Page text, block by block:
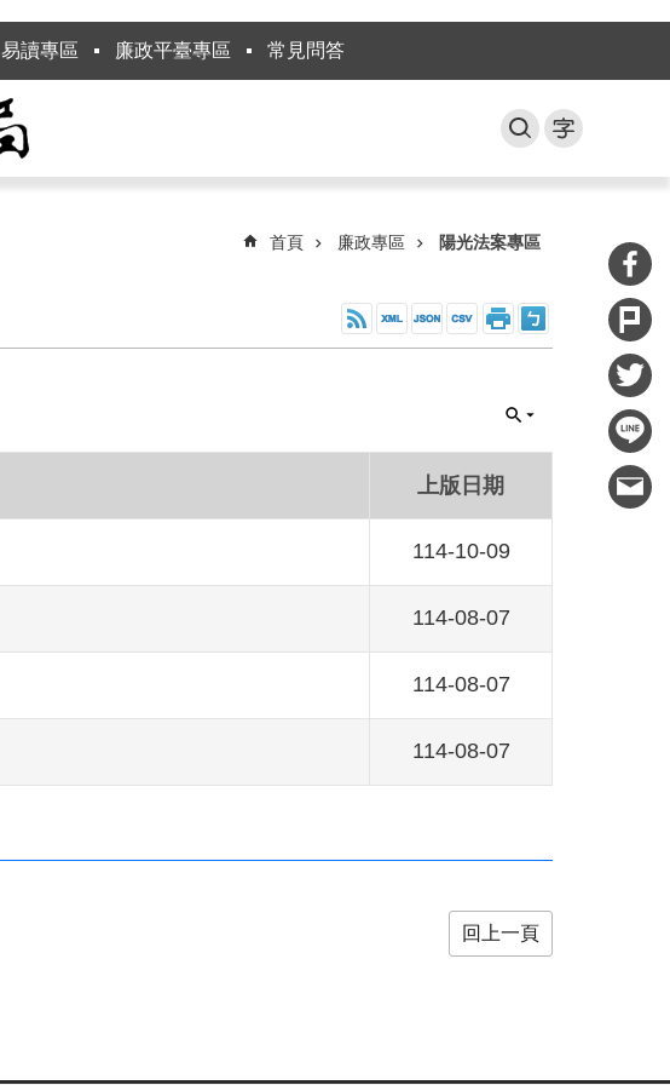
易讀專區 廉政平臺專區 常見問答
首頁 廉政專區 陽光法案專區
上版日期
114-10-09
114-08-07
114-08-07
114-08-07
回上一頁